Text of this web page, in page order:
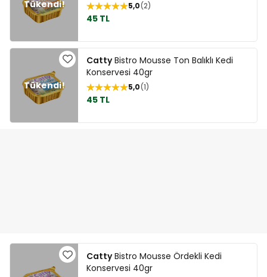
5,0 2
45 TL
CattyBistro Mousse Ton Balıklı Kedi
Konservesi 40gr
5,0 1
45 TL
CattyBistro Mousse Ördekli Kedi
Konservesi 40gr